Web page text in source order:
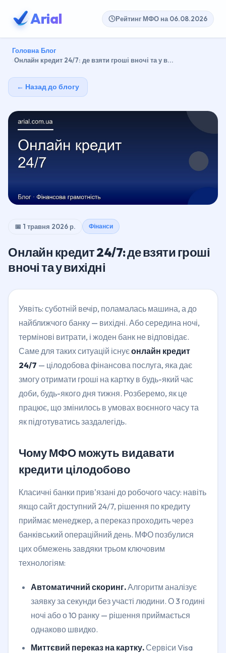
Arial Рейтинг МФО на 06.08.2026
Головна Блог
Онлайн кредит 24/7: де взяти гроші вночі та у в...
← Назад до блогу
📅 1 травня 2026 р. Фінанси
Онлайн кредит 24/7: де взяти гроші
вночі та у вихідні
Уявіть: суботній вечір, поламалась машина, а до
найближчого банку — вихідні. Або середина ночі,
термінові витрати, і жоден банк не відповідає.
Саме для таких ситуацій існуєонлайн кредит
24/7 — цілодобова фінансова послуга, яка дає
змогу отримати гроші на картку в будь-який час
доби, будь-якого дня тижня. Розберемо, як це
працює, що змінилось в умовах воєнного часу та
як підготуватись заздалегідь.
Чому МФО можуть видавати
кредити цілодобово
Класичні банки прив'язані до робочого часу: навіть
якщо сайт доступний 24/7, рішення по кредиту
приймає менеджер, а переказ проходить через
банківський операційний день. МФО позбулися
цих обмежень завдяки трьом ключовим
технологіям:
Автоматичний скоринг.Алгоритм аналізує
заявку за секунди без участі людини. О 3 годині
ночі або о 10 ранку — рішення приймається
однаково швидко.
Миттєвий переказ на картку.Сервіси Visa